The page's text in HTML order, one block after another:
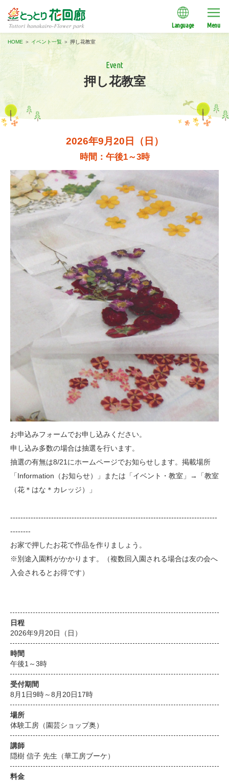
Language Menu
HOME ＞イベント一覧＞ 押し花教室
Event
押し花教室
2026年9月20日（日）
時間：午後1～3時
お申込みフォームでお申し込みください。
申し込み多数の場合は抽選を行います。
抽選の有無は8/21にホームページでお知らせします。掲載場所
「Information（お知らせ）」または「イベント・教室」→「教室
（花＊はな＊カレッジ）」
---------------------------------------------------------------------------------
--------
お家で押したお花で作品を作りましょう。
※別途入園料がかかります。（複数回入園される場合は友の会へ
入会されるとお得です）
日程
2026年9月20日（日）
時間
午後1～3時
受付期間
8月1日9時～8月20日17時
場所
体験工房（園芸ショップ奥）
講師
隠樹 信子 先生（華工房ブーケ）
料金